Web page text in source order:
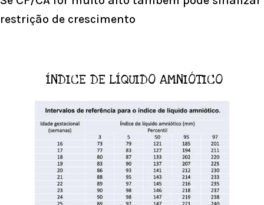
restrição de crescimento
ÍNDICE DE LÍQUIDO AMNIÓTICO